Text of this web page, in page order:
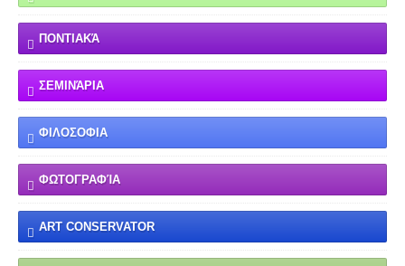
ΠΟΝΤΙΑΚΆ
ΣΕΜΙΝΆΡΙΑ
ΦΙΛΟΣΟΦΙΑ
ΦΩΤΟΓΡΑΦΊΑ
ART CONSERVATOR